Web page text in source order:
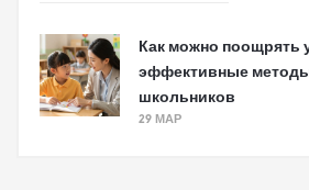
Как можно поощрять
эффективные
школьников
29 МАР